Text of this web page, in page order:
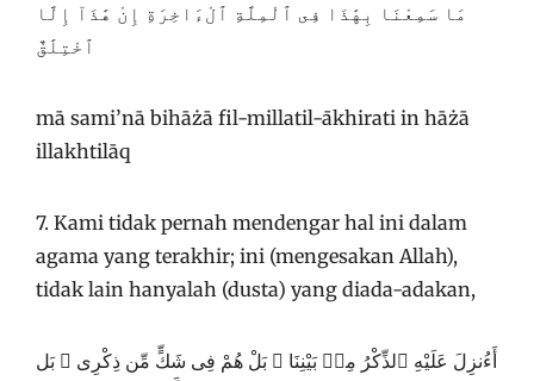
مَا سَمِعْنَا بِهَٰذَا فِى ٱلْمِلَّةِ ٱلْءَاخِرَةِ إِنْ هَٰذَآ إِلَّا
ٱخْتِلَٰقٌ
mā sami’nā bihāżā fil-millatil-ākhirati in hāżā
illakhtilāq
7. Kami tidak pernah mendengar hal ini dalam
agama yang terakhir; ini (mengesakan Allah),
tidak lain hanyalah (dusta) yang diada-adakan,
أَءُنزِلَ عَلَيْهِ ٱلذِّكْرُ مِنۢ بَيْنِنَا ۚ بَلْ هُمْ فِى شَكٍّ مِّن ذِكْرِى ۖ بَل